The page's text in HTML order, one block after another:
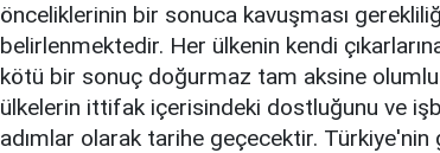
önceliklerinin bir sonuca kavuşması
belirlenmektedir. Her ülkenin kendi
kötü bir sonuç doğurmaz tam aksine olumlu
ülkelerin ittifak içerisindeki dostluğunu ve
adımlar olarak tarihe geçecektir. Türkiye'nin